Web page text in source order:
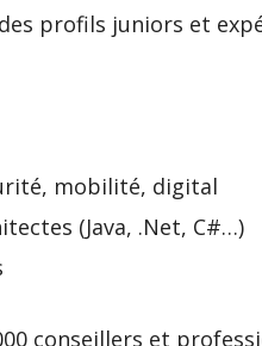
profils juniors et
mobilité, digital
(Java, .Net, C#…)
conseillers et